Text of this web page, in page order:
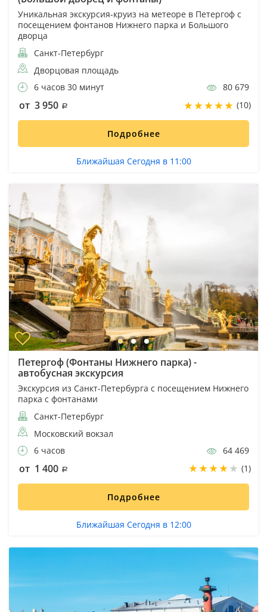
Уникальная экскурсия-круиз на метеоре в Петергоф с
посещением фонтанов Нижнего парка и Большого
дворца
Санкт-Петербург
Дворцовая площадь
6 часов 30 минут
80 679
от 3 950 (10)
Подробнее
Ближайшая Сегодня в 11:00
Петергоф (Фонтаны Нижнего парка) -
автобусная экскурсия
Экскурсия из Санкт-Петербурга с посещением Нижнего
парка с фонтанами
Санкт-Петербург
Московский вокзал
6 часов
64 469
от 1 400 (1)
Подробнее
Ближайшая Сегодня в 12:00